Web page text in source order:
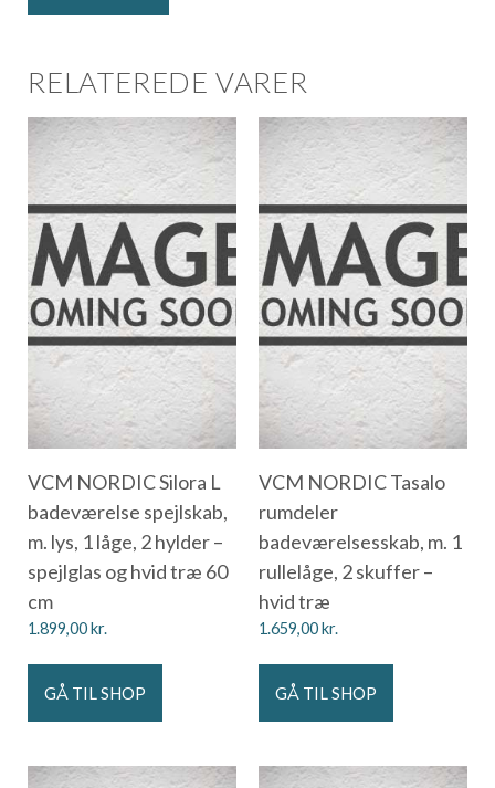
RELATEREDE VARER
VCM NORDIC Silora L
badeværelse spejlskab,
m. lys, 1 låge, 2 hylder –
spejlglas og hvid træ 60
cm
1.899,00kr.
GÅ TIL SHOP
VCM NORDIC Tasalo
rumdeler
badeværelsesskab, m. 1
rullelåge, 2 skuffer –
hvid træ
1.659,00kr.
GÅ TIL SHOP